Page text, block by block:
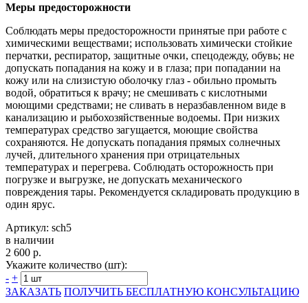
Меры предосторожности
Соблюдать меры предосторожности принятые при работе с
химическими веществами; использовать химически стойкие
перчатки, респиратор, защитные очки, спецодежду, обувь; не
допускать попадания на кожу и в глаза; при попадании на
кожу или на слизистую оболочку глаз - обильно промыть
водой, обратиться к врачу; не смешивать с кислотными
моющими средствами; не сливать в неразбавленном виде в
канализацию и рыбохозяйственные водоемы. При низких
температурах средство загущается, моющие свойства
сохраняются. Не допускать попадания прямых солнечных
лучей, длительного хранения при отрицательных
температурах и перегрева. Соблюдать осторожность при
погрузке и выгрузке, не допускать механического
повреждения тары. Рекомендуется складировать продукцию в
один ярус.
Артикул: sch5
в наличии
2 600 р.
Укажите количество (шт):
- +
ЗАКАЗАТЬ ПОЛУЧИТЬ БЕСПЛАТНУЮ КОНСУЛЬТАЦИЮ